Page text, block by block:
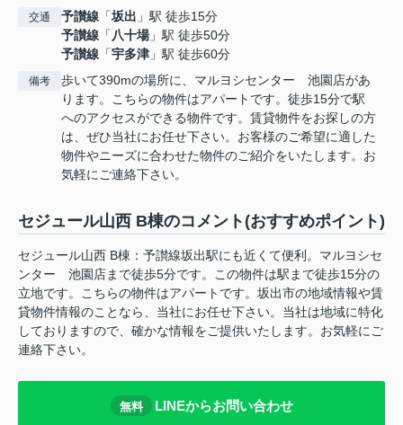
交通 予讃線 「坂出 」駅 徒歩15分
予讃線 「八十場」駅 徒歩50分
予讃線 「宇多津 」駅 徒歩60分
備考
歩いて390mの場所に、マルヨシセンター 池園店があ
ります。こちらの物件はアパートです。徒歩15分で駅
へのアクセスができる物件です。賃貸物件をお探しの方
は、ぜひ当社にお任せ下さい。お客様のご希望に適した
物件やニーズに合わせた物件のご紹介をいたします。お
気軽にご連絡下さい。
セジュール山西 B棟のコメント(おすすめポイント)
セジュール山西 B棟：予讃線坂出駅にも近くて便利。マルヨシセ
ンター 池園店まで徒歩5分です。この物件は駅まで徒歩15分の
立地です。こちらの物件はアパートです。坂出市の地域情報や賃
貸物件情報のことなら、当社にお任せ下さい。当社は地域に特化
しておりますので、確かな情報をご提供いたします。お気軽にご
連絡下さい。
無料 LINEからお問い合わせ